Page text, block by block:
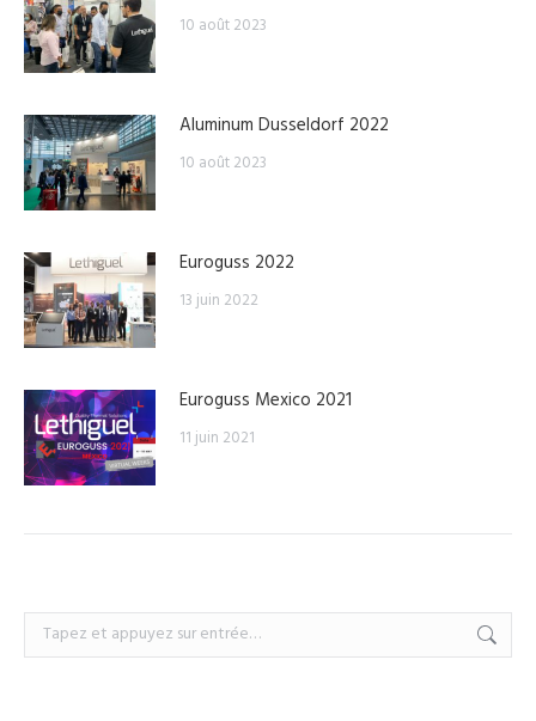
10 août 2023
Aluminum Dusseldorf 2022
10 août 2023
Euroguss 2022
13 juin 2022
Euroguss Mexico 2021
11 juin 2021
Recherche
: